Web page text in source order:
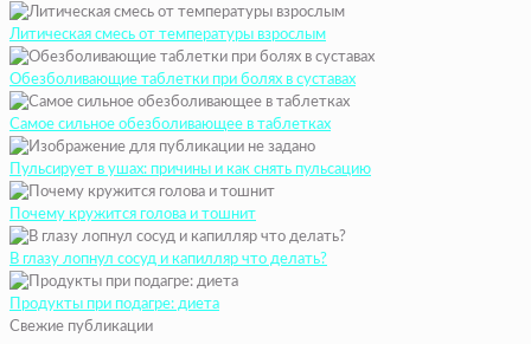
Литическая смесь от температуры взрослым
Обезболивающие таблетки при болях в суставах
Самое сильное обезболивающее в таблетках
Пульсирует в ушах: причины и как снять пульсацию
Почему кружится голова и тошнит
В глазу лопнул сосуд и капилляр что делать?
Продукты при подагре: диета
Свежие публикации